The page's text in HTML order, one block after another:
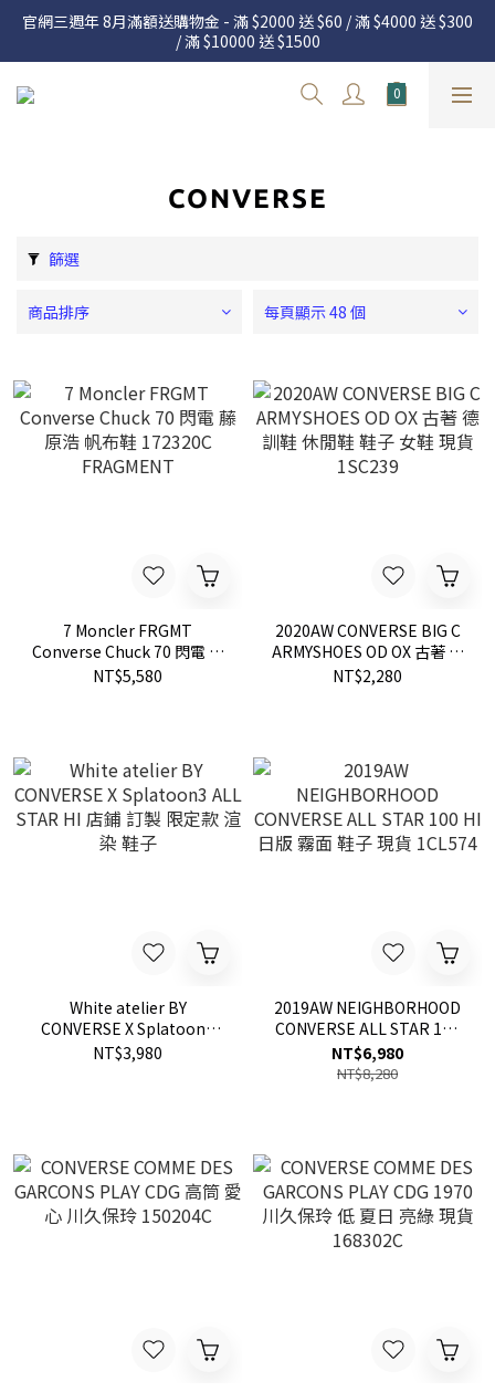
官網三週年 8月滿額送購物金 - 滿 $2000 送 $60 / 滿 $4000 送 $300
/ 滿 $10000 送 $1500
官網三週年 8月滿額送購物金 - 滿 $2000 送 $60 / 滿 $4000 送 $300
/ 滿 $10000 送 $1500
7.22 – 8.13 日本連線中，絕對讓你買到爆
官網三週年 8月滿額送購物金 - 滿 $2000 送 $60 / 滿 $4000 送 $300
CONVERSE
篩選
商品排序 每頁顯示 48 個
7 Moncler FRGMT
Converse Chuck 70 閃電 藤
原浩 帆布鞋 172320C
NT$5,580
2020AW CONVERSE BIG C
ARMYSHOES OD OX 古著 德
訓鞋 休閒鞋 鞋子 女鞋 現貨
NT$2,280
White atelier BY
CONVERSE X Splatoon3
ALL STAR HI 店鋪 訂製 限定
NT$3,980
2019AW NEIGHBORHOOD
CONVERSE ALL STAR 100
HI 日版 霧面 鞋子 現貨
1CL574
NT$6,980
NT$8,280